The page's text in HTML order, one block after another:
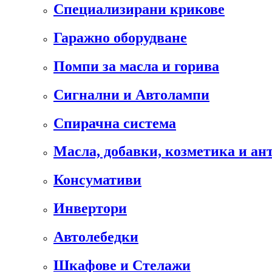
Специализирани крикове
Гаражно оборудване
Помпи за масла и горива
Сигнални и Автолампи
Спирачна система
Масла, добавки, козметика и
Консумативи
Инвертори
Автолебедки
Шкафове и Стелажи